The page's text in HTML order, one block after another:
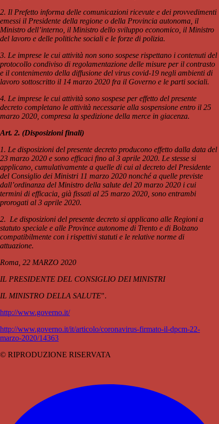
2. Il Prefetto informa delle comunicazioni ricevute e dei provvedimenti
emessi il Presidente della regione o della Provincia autonoma, il
Ministro dell’interno, il Ministro dello sviluppo economico, il Ministro
del lavoro e delle politiche sociali e le forze di polizia.
3. Le imprese le cui attività non sono sospese rispettano i contenuti del
protocollo condiviso di regolamentazione delle misure per il contrasto
e il contenimento della diffusione del virus covid-19 negli ambienti di
lavoro sottoscritto il 14 marzo 2020 fra il Governo e le parti sociali.
4. Le imprese le cui attività sono sospese per effetto del presente
decreto completano le attività necessarie alla sospensione entro il 25
marzo 2020, compresa la spedizione della merce in giacenza.
Art. 2. (Disposizioni finali)
1. Le disposizioni del presente decreto producono effetto dalla data del
23 marzo 2020 e sono efficaci fino al 3 aprile 2020. Le stesse si
applicano, cumulativamente a quelle di cui al decreto del Presidente
del Consiglio dei Ministri 11 marzo 2020 nonché a quelle previste
dall’ordinanza del Ministro della salute del 20 marzo 2020 i cui
termini di efficacia, già fissati al 25 marzo 2020, sono entrambi
prorogati al 3 aprile 2020.
2. Le disposizioni del presente decreto si applicano alle Regioni a
statuto speciale e alle Province autonome di Trento e di Bolzano
compatibilmente con i rispettivi statuti e le relative norme di
attuazione.
Roma, 22 MARZO 2020
IL PRESIDENTE DEL CONSIGLIO DEI MINISTRI
IL MINISTRO DELLA SALUTE".
http://www.governo.it/
http://www.governo.it/it/articolo/coronavirus-firmato-il-dpcm-22-
marzo-2020/14363
© RIPRODUZIONE RISERVATA